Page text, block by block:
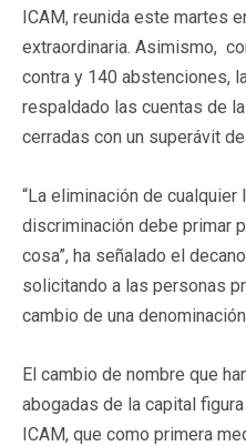
ICAM, reunida este martes
extraordinaria. Asimismo,
contra y 140 abstenciones,
respaldado las cuentas de
cerradas con un superávit
“La eliminación de cualquier
discriminación debe primar
cosa”, ha señalado el
solicitando a las personas
cambio de una
El cambio de nombre que
abogadas de la capital
ICAM, que como primera